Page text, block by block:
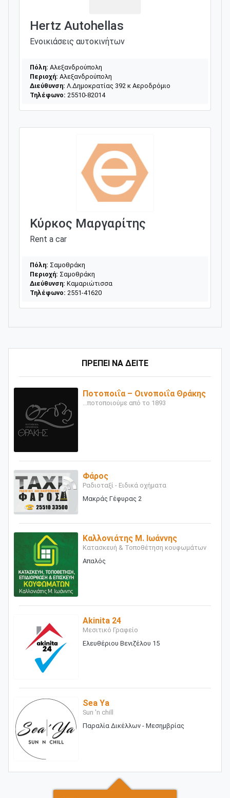
ΠΡΕΠΕΙ ΝΑ ΔΕΙΤΕ
Ποτοποιΐα – Οινοποιΐα Θράκης
...ποτοποιούμε από το 1893
Φάρος
Ραδιοταξί - Ειδικά οχήματα
Μακράς Γέφυρας 2
Καλλονιάτης Μ. Ιωάννης
Κατασκευή & Τοποθέτηση κουφωμάτων
Απαλός
Akinita 24
Μεσιτικό Γραφείο
Ελευθέριου Βενιζέλου 15
Sea Ya
Sun 'n chill
Παραλία Δικέλλων - Μεσημβρίας
Hertz Autohellas
Ενοικιάσεις αυτοκινήτων
Πόλη: Αλεξανδρούπολη
Περιοχή: Αλεξανδρούπολη
Διεύθυνση: Λ.Δημοκρατίας 392 κ Αεροδρόμιο
Τηλέφωνο: 25510-82014
Κύρκος Μαργαρίτης
Rent a car
Πόλη: Σαμοθράκη
Περιοχή: Σαμοθράκη
Διεύθυνση: Καμαριώτισσα
Τηλέφωνο: 2551-41620